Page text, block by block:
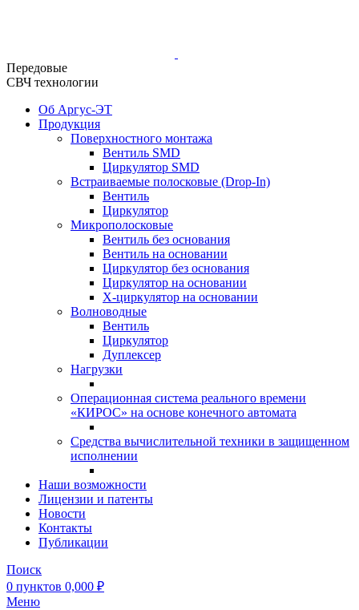
Передовые
СВЧ технологии
Об Аргус-ЭТ
Продукция
Поверхностного монтажа
Вентиль SMD
Циркулятор SMD
Встраиваемые полосковые (Drop-In)
Вентиль
Циркулятор
Микрополосковые
Вентиль без основания
Вентиль на основании
Циркулятор без основания
Циркулятор на основании
Х-циркулятор на основании
Волноводные
Вентиль
Циркулятор
Дуплексер
Нагрузки
Операционная система реального времени
«КИРОС» на основе конечного автомата
Средства вычислительной техники в защищенном
исполнении
Наши возможности
Лицензии и патенты
Новости
Контакты
Публикации
Поиск
0 пунктов 0,000 ₽
Меню